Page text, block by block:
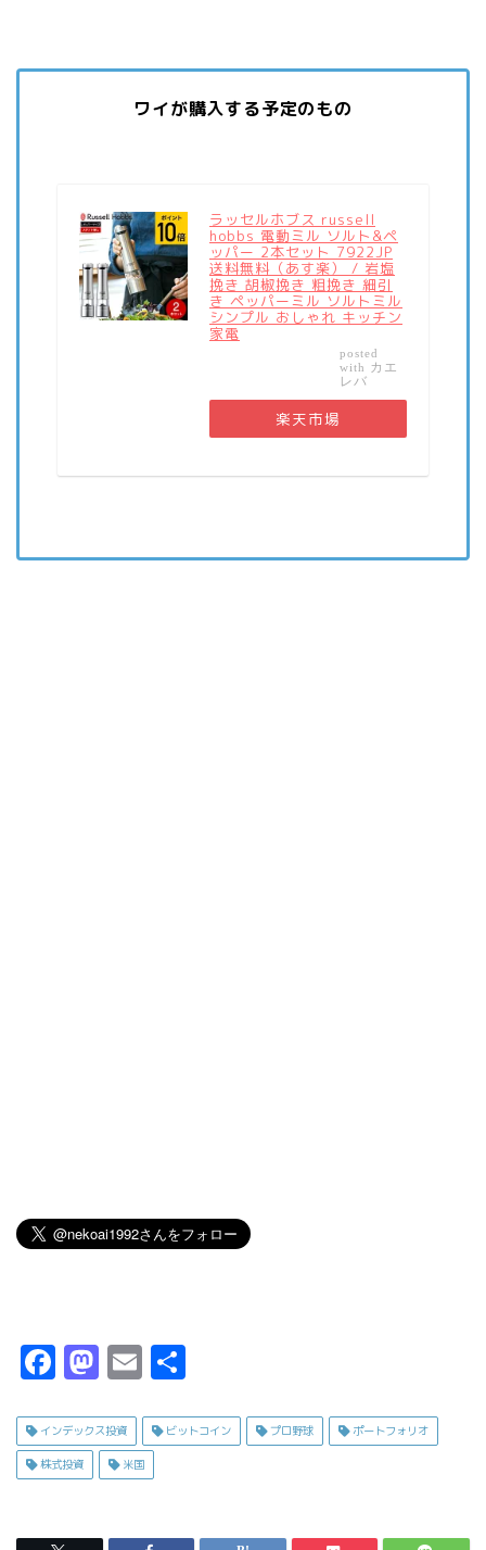
ワイが購入する予定のもの
ラッセルホブス russell
hobbs 電動ミル ソルト&ペ
ッパー 2本セット 7922JP
送料無料（あす楽） / 岩塩
挽き 胡椒挽き 粗挽き 細引
き ペッパーミル ソルトミル
シンプル おしゃれ キッチン
家電
posted
with カエ
レバ
楽天市場
F
c
e
o
M
s
t
d
E
ai
l
インデックス投資 ビットコイン プロ野球 ポートフォリオ
株式投資 米国